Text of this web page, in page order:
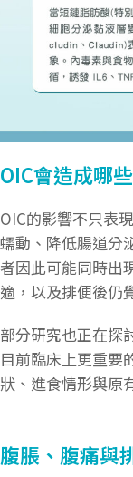
OIC會造成哪
OIC的影響不只表
蠕動、降低腸道分
者因此可能同時出
適，以及排便後仍
部分研究也正在探
目前臨床上更重要
狀、進食情形與原
腹脹、腹痛與